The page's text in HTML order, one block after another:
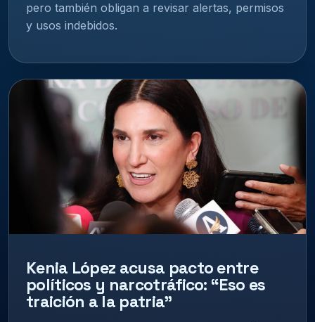
pero también obligan a revisar alertas, permisos
y usos indebidos.
Kenia López acusa pacto entre
políticos y narcotráfico: “Eso es
traición a la patria”